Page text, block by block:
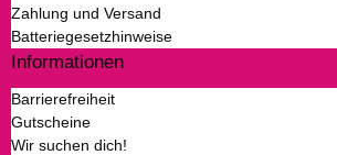
Zahlung und Versand
Batteriegesetzhinweise
Informationen
Barrierefreiheit
Gutscheine
Wir suchen dich!